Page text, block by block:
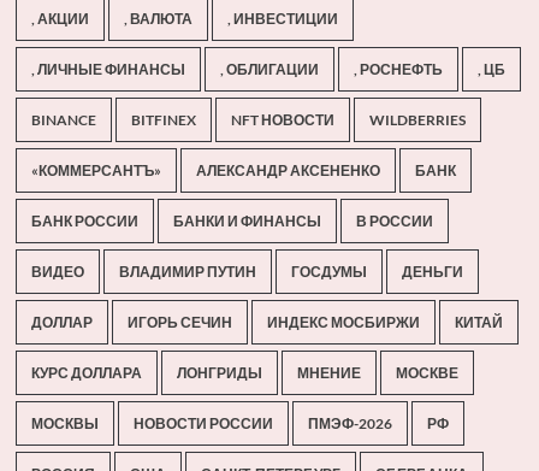
, АКЦИИ , ВАЛЮТА , ИНВЕСТИЦИИ
, ЛИЧНЫЕ ФИНАНСЫ , ОБЛИГАЦИИ , РОСНЕФТЬ , ЦБ
BINANCE BITFINEX NFT НОВОСТИ WILDBERRIES
«КОММЕРСАНТЪ» АЛЕКСАНДР АКСЕНЕНКО БАНК
БАНК РОССИИ БАНКИ И ФИНАНСЫ В РОССИИ
ВИДЕО ВЛАДИМИР ПУТИН ГОСДУМЫ ДЕНЬГИ
ДОЛЛАР ИГОРЬ СЕЧИН ИНДЕКС МОСБИРЖИ КИТАЙ
КУРС ДОЛЛАРА ЛОНГРИДЫ МНЕНИЕ МОСКВЕ
МОСКВЫ НОВОСТИ РОССИИ ПМЭФ-2026 РФ